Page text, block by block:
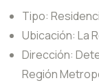
Tipo:
Ubicación: La
Dirección:
Región